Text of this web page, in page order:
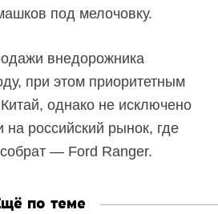
под мелочовку.
внедорожника
при этом приоритетным
однако не исключено
российский рынок, где
— Ford Ranger.
по теме